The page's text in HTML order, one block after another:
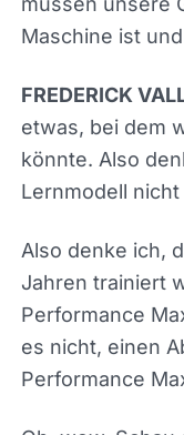
Etwas, das ich
von dem,
Amy auch
müssen unsere
Maschine ist
FREDERICK
etwas, bei dem
könnte. Also
Lernmodell nicht